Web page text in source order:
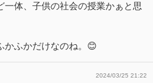
一体、子供の社会の授業かぁと思
かふかだけなのね。😊
2024/03/25 21:22